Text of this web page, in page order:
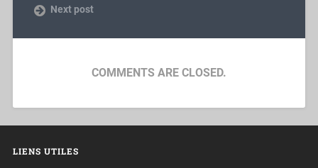
Next post
COMMENTS ARE CLOSED.
LIENS UTILES